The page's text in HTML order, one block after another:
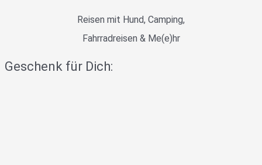
Reisen mit Hund, Camping,
Fahrradreisen & Me(e)hr
Geschenk für Dich: